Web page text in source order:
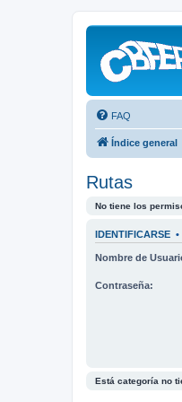
FAQ
Índice general
Rutas
No tiene los
IDENTIFICARSE •
Nombre de
Contraseña:
Está categoría no